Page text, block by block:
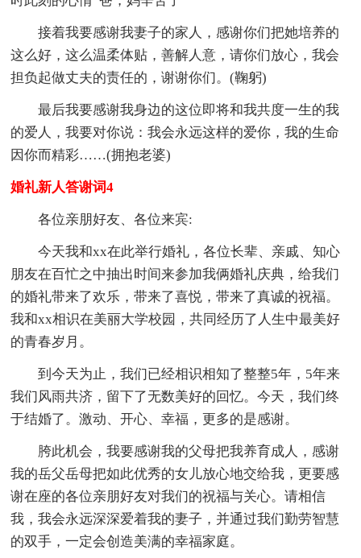
接着我要感谢我妻子的家人，感谢你们把她培养的
这么好，这么温柔体贴，善解人意，请你们放心，我会
担负起做丈夫的责任的，谢谢你们。(鞠躬)
最后我要感谢我身边的这位即将和我共度一生的我
的爱人，我要对你说：我会永远这样的爱你，我的生命
因你而精彩……(拥抱老婆)
婚礼新人答谢词4
各位亲朋好友、各位来宾:
今天我和xx在此举行婚礼，各位长辈、亲戚、知心
朋友在百忙之中抽出时间来参加我俩婚礼庆典，给我们
的婚礼带来了欢乐，带来了喜悦，带来了真诚的祝福。
我和xx相识在美丽大学校园，共同经历了人生中最美好
的青春岁月。
到今天为止，我们已经相识相知了整整5年，5年来
我们风雨共济，留下了无数美好的回忆。今天，我们终
于结婚了。激动、开心、幸福，更多的是感谢。
胯此机会，我要感谢我的父母把我养育成人，感谢
我的岳父岳母把如此优秀的女儿放心地交给我，更要感
谢在座的各位亲朋好友对我们的祝福与关心。请相信
我，我会永远深深爱着我的妻子，并通过我们勤劳智慧
的双手，一定会创造美满的幸福家庭。